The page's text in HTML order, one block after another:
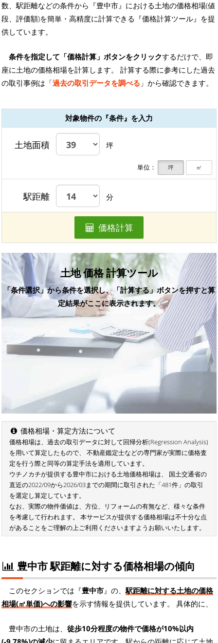
数、駅距離などの条件から『豊中市』における土地の価格相場(値
段、評価額)を簡単・高精度に計算できる『価格計算ツール』を提
供しています。
条件を指定して「価格計算」ボタンをクリックするだけで、即
座に土地の価格相場を計算します。 計算する際に参考にした過去
の取引事例は「過去の取引データを調べる 」から確認できます。
対象物件の『条件』を入力
土地面積 坪
単位： 坪 ㎡
駅距離 分
価格計算
土地 価格 計算ツール
「条件選択」から条件を選択し、「計算する」ボタンを押すと算
定結果がここに表示されます。
価格相場・算定方法について
価格相場は、過去の取引データに対して回帰分析(Regression Analysis)
を用いて算定したもので、 不動産鑑定士などの専門家が実際に価格査
定を行う際と同等の算定手法を適用しています。
ウチノカチが提供する豊中市における土地価格相場は、 国土交通省の
直近の2022/09から2026/03までの期間に取引された「481件」の取引
を選定し算定しています。
なお、実際の物件価値は、方位、リフォームの有無など、様々な条件
を考慮して行われます。 本サービスが提供する価格相場は不十分な点
があることをご理解の上ご利用くださいますようお願いいたします。
豊中市 駅距離に対する価格相場の傾向
このセクションでは『豊中市 』の、 駅距離に対する土地の価格
相場(㎡単価)への影響を示す情報を提供しています。 具体的に、
豊中市の土地は、 徒歩10分程度の物件で価格が10%以内